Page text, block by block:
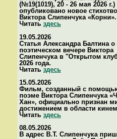
(№19(1019), 20 - 26 мая 2026 г.)
опубликовано новое
Виктора Слипенчука «Корни».
Читать здесь
19.05.2026
Статья Александра Балтина о
поэтическом вечере Виктора
Слипенчука в "Открытом
2026 года.
Читатьздесь
15.05.2026
Фильм, созданный с
поэме Виктора Слипенчука
Хан», официально признан
достижением в области
Читать здесь
08.05.2026
В адрес В.Т. Слипенчука